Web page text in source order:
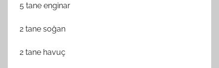
5 tane enginar
2 tane soğan
2 tane havuç